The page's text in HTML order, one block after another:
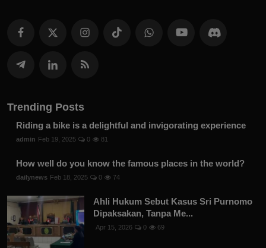
Trending Posts
Riding a bike is a delightful and invigorating experience
admin Feb 19, 2025 0 81
How well do you know the famous places in the world?
dailynews Feb 18, 2025 0 74
Ahli Hukum Sebut Kasus Sri Purnomo
Dipaksakan, Tanpa Me...
Apr 15, 2026 0 69